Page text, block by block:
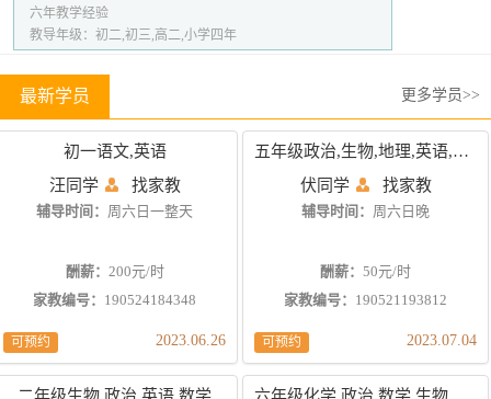
六年教学经验
教导年级：初二,初三,高二,小学四年
最新学员 更多学员>>
初一语文,英语
汪同学
找家教
辅导时间： 周六日一整天
酬薪： 200元/时
家教编号： 190524184348
可预约 2023.06.26
五年级政治,生物,地理,英语,物理,化学
伏同学
找家教
辅导时间： 周六日晚
酬薪： 50元/时
家教编号： 190521193812
可预约 2023.07.04